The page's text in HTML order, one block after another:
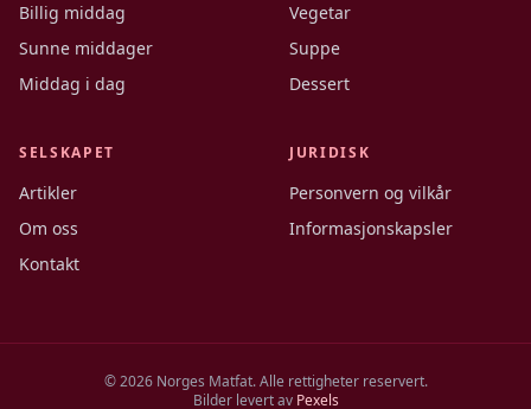
Billig middag
Sunne middager
Middag i dag
Vegetar
Suppe
Dessert
SELSKAPET
Artikler
Om oss
Kontakt
JURIDISK
Personvern og vilkår
Informasjonskapsler
©2026Norges Matfat. Alle rettigheter reservert.
Bilder levert av Pexels